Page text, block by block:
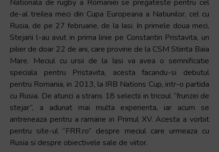
Nationala de rugby a Romaniei se pregateste pentru cel
de-al treilea meci din Cupa Europeana a Natiunilor, cel cu
Rusia, de pe 27 februarie, de la Iasi. In primele doua meci,
Stejarii l-au avut in prima linie pe Constantin Pristavita, un
pilier de doar 22 de ani, care provine de la CSM Stiinta Baia
Mare. Meciul cu ursii de la Iasi va avea o semnificatie
speciala pentru Pristavita, acesta facandu-si debutul
pentru Romania, in 2013, la IRB Nations Cup, intr-o partida
cu Rusia. De atunci a strans 18 selectii in tricoul “frunzei de
stejar”, a adunat mai multa experienta, iar acum se
antreneaza pentru a ramane in Primul XV. Acesta a vorbit
pentru site-ul “FRR.ro” despre meciul care urmeaza cu
Rusia si despre obiectivele sale de viitor.